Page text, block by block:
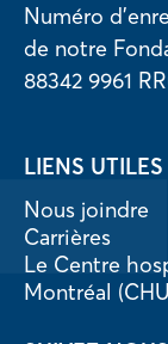
Numéro
de notre
88342 9961
LIENS UTILES
Nous joindre
Carrières
Le Centre
Montréal